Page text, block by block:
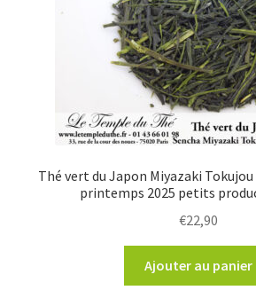
Thé vert du Japon Miyazaki
printemps 2025 petits
€22,90
Ajouter au panier